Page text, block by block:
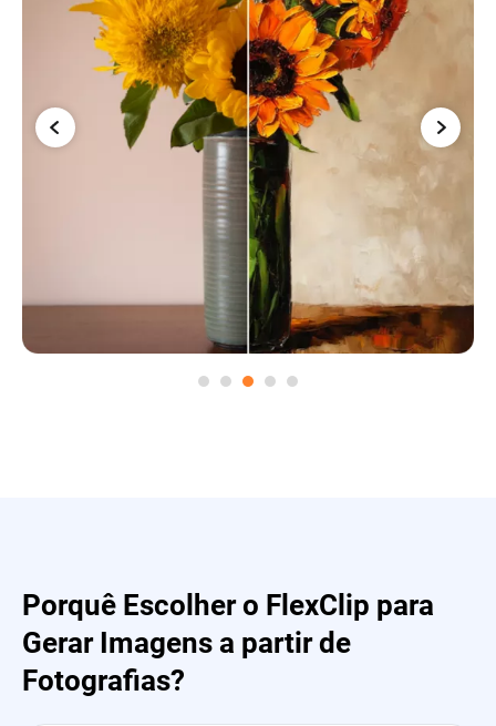
Porquê Escolher o FlexClip para
Gerar Imagens a partir de
Fotografias?